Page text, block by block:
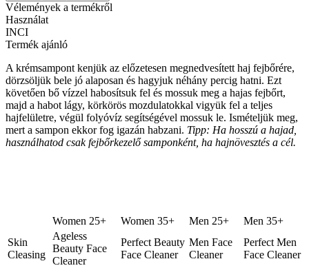
Vélemények a termékről
Használat
INCI
Termék ajánló
A krémsampont kenjük az előzetesen megnedvesített haj fejbőrére,
dörzsöljük bele jó alaposan és hagyjuk néhány percig hatni. Ezt
követően bő vízzel habosítsuk fel és mossuk meg a hajas fejbőrt,
majd a habot lágy, körkörös mozdulatokkal vigyük fel a teljes
hajfelületre, végül folyóvíz segítségével mossuk le. Ismételjük meg,
mert a sampon ekkor fog igazán habzani. Tipp: Ha hosszú a hajad,
használhatod csak fejbőrkezelő samponként, ha hajnövesztés a cél.
Women 25+ Women 35+ Men 25+
Men 35+
Skin
Cleasing
Ageless
Beauty Face
Cleaner
Perfect Beauty
Face Cleaner
Men Face
Cleaner
Perfect Men
Face Cleaner